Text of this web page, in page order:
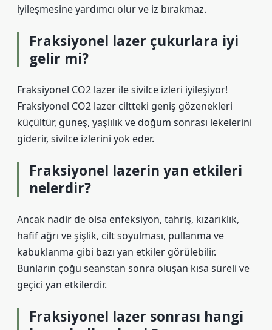
iyileşmesine yardımcı olur ve iz bırakmaz.
Fraksiyonel lazer çukurlara iyi
gelir mi?
Fraksiyonel CO2 lazer ile sivilce izleri iyileşiyor!
Fraksiyonel CO2 lazer ciltteki geniş gözenekleri
küçültür, güneş, yaşlılık ve doğum sonrası lekelerini
giderir, sivilce izlerini yok eder.
Fraksiyonel lazerin yan etkileri
nelerdir?
Ancak nadir de olsa enfeksiyon, tahriş, kızarıklık,
hafif ağrı ve şişlik, cilt soyulması, pullanma ve
kabuklanma gibi bazı yan etkiler görülebilir.
Bunların çoğu seanstan sonra oluşan kısa süreli ve
geçici yan etkilerdir.
Fraksiyonel lazer sonrası hangi